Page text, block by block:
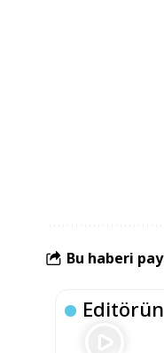
Bu haberi